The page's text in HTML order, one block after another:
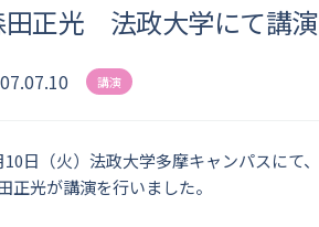
田正光 法政大学にて講演
講演
10日（火）法政大学多摩キャンパスにて、
正光が講演を行いました。